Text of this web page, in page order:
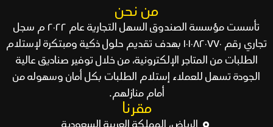
من نحن
تأسست مؤسسة الصندوق السهل التجارية عام ٢٠٢٢ م سجل
تجاري رقم ١٠١٠٨٢٠٧٧٠ بهدف تقديم حلول ذكية ومبتكرة لإستلام
الطلبات من المتاجر الإلكترونية، من خلال توفير صناديق عالية
الجودة تسهل للعملاء إستلام الطلبات بكل أمان وسهوله من
أمام منازلهم.
مقرنا